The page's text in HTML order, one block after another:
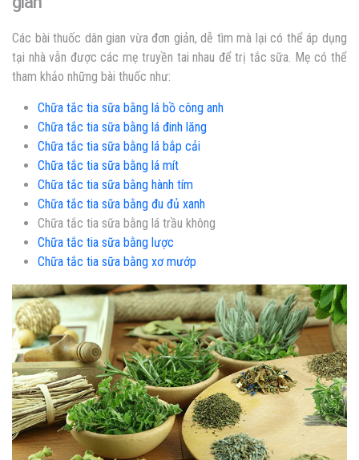
Các bài thuốc dân gian vừa đơn giản, dễ tìm mà lại có thể áp dụng
tại nhà vẫn được các mẹ truyền tai nhau để trị tắc sữa. Mẹ có thể
tham khảo những bài thuốc như:
Chữa tắc tia sữa bằng lá bồ công anh
Chữa tắc tia sữa bằng lá đinh lăng
Chữa tắc tia sữa bằng lá bắp cải
Chữa tắc tia sữa bằng lá mít
Chữa tắc tia sữa bằng hành tím
Chữa tắc tia sữa bằng đu đủ xanh
Chữa tắc tia sữa bằng lá trầu không
Chữa tắc tia sữa bằng lược
Chữa tắc tia sữa bằng xơ mướp